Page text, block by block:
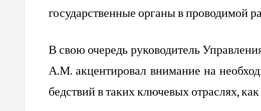
государственные органы в проводимой
В свою очередь руководитель
А.М. акцентировал внимание на
бедствий в таких ключевых отраслях,